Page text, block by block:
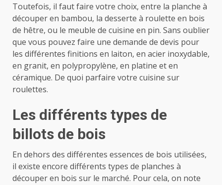
Toutefois, il faut faire votre choix, entre la planche à
découper en bambou, la desserte à roulette en bois
de hêtre, ou le meuble de cuisine en pin. Sans oublier
que vous pouvez faire une demande de devis pour
les différentes finitions en laiton, en acier inoxydable,
en granit, en polypropylène, en platine et en
céramique. De quoi parfaire votre cuisine sur
roulettes.
Les différents types de
billots de bois
En dehors des différentes essences de bois utilisées,
il existe encore différents types de planches à
découper en bois sur le marché. Pour cela, on note